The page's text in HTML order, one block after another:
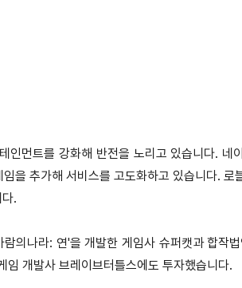
인먼트를 강화해 반전을 노리고 있습니다. 네
을 추가해 서비스를 고도화하고 있습니다.로
.
의나라: 연'을 개발한 게임사 슈퍼캣과 합작
개발사 브레이브터틀스에도 투자했습니다.